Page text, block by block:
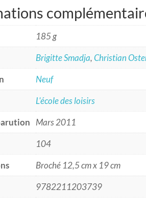
185 g
Brigitte Smadja,Christian
Neuf
L'école des loisirs
Mars 2011
104
Broché 12,5 cm x 19 cm
9782211203739